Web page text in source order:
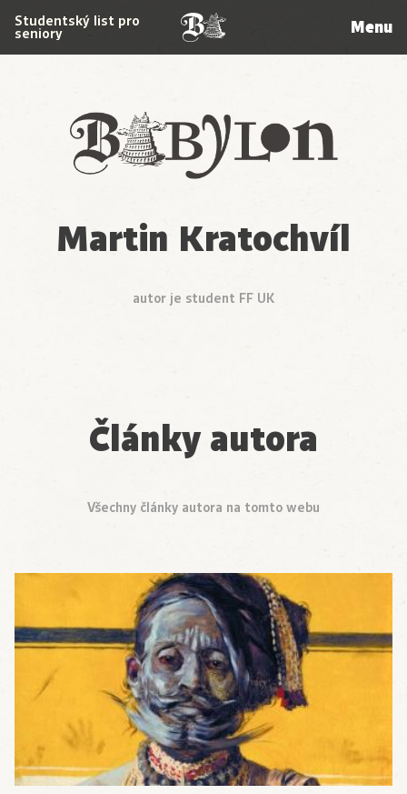
Babylon
Studentský list pro
seniory Menu
Martin Kratochvíl
autor je student FF UK
Články autora
Všechny články autora na tomto webu